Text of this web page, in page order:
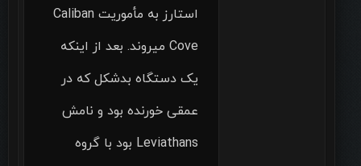
استارز به مأموریت Caliban
Cove میروند. بعد از اینکه
یک دستگاه بدشکل که در
عمقی خورنده بود و نامش
Leviathans بود با گروه